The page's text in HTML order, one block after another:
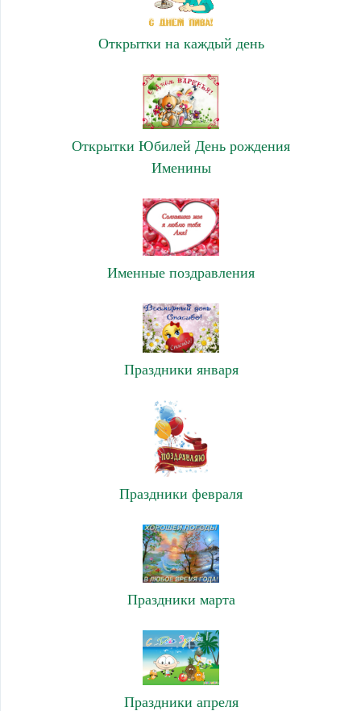
Открытки на каждый день
Открытки Юбилей День рождения
Именины
Именные поздравления
Праздники января
Праздники февраля
Праздники марта
Праздники апреля